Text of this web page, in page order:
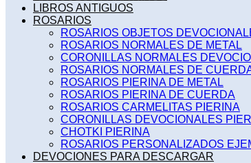
LIBROS ANTIGUOS
ROSARIOS
ROSARIOS OBJETOS
ROSARIOS NORMALES DE METAL
CORONILLAS NORMALES
ROSARIOS NORMALES DE
ROSARIOS PIERINA DE METAL
ROSARIOS PIERINA DE CUERDA
ROSARIOS CARMELITAS PIERINA
CORONILLAS DEVOCIONALES
CHOTKI PIERINA
ROSARIOS PERSONALIZADOS
DEVOCIONES PARA DESCARGAR